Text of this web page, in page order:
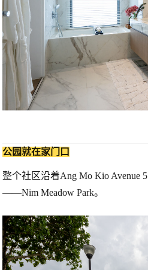
公园就在家门口
整个社区沿着Ang Mo Kio Avenue
——Nim Meadow Park。